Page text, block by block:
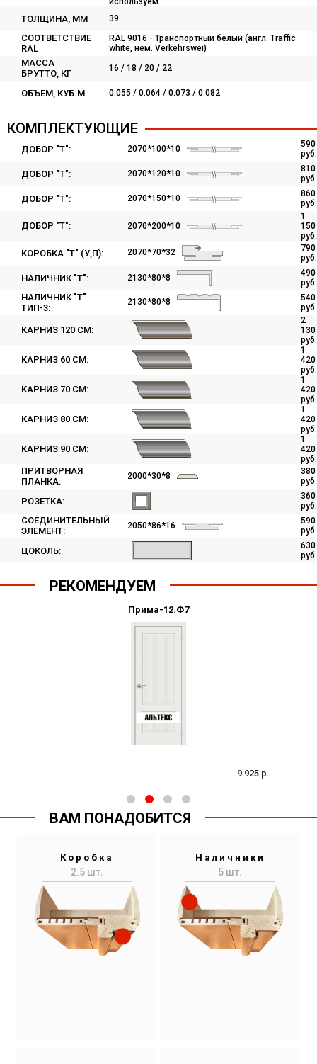
ТОЛЩИНА, ММ 39
СООТВЕТСТВИЕ
RAL
RAL 9016 - Транспортный белый (англ. Traffic
white, нем. Verkehrswei)
МАССА
БРУТТО, КГ
16 / 18 / 20 / 22
ОБЪЕМ, КУБ.М 0.055 / 0.064 / 0.073 / 0.082
КОМПЛЕКТУЮЩИЕ
ДОБОР "Т": 2070*100*10
590
руб.
ДОБОР "Т": 2070*120*10
810
руб.
ДОБОР "Т": 2070*150*10
860
руб.
ДОБОР "Т": 2070*200*10
1
150
руб.
КОРОБКА "Т" (У,П): 2070*70*32
790
руб.
НАЛИЧНИК "Т": 2130*80*8
490
руб.
НАЛИЧНИК "Т"
ТИП-3:
2130*80*8
540
руб.
КАРНИЗ 120 СМ:
2
130
руб.
КАРНИЗ 60 СМ:
1
420
руб.
КАРНИЗ 70 СМ:
1
420
руб.
КАРНИЗ 80 СМ:
1
420
руб.
КАРНИЗ 90 СМ:
1
420
руб.
ПРИТВОРНАЯ
ПЛАНКА:
2000*30*8
380
руб.
РОЗЕТКА:
360
руб.
СОЕДИНИТЕЛЬНЫЙ
ЭЛЕМЕНТ:
2050*86*16
590
руб.
ЦОКОЛЬ:
630
руб.
РЕКОМЕНДУЕМ
ВАМ ПОНАДОБИТСЯ
Коробка
2.5 шт.
Наличники
5 шт.